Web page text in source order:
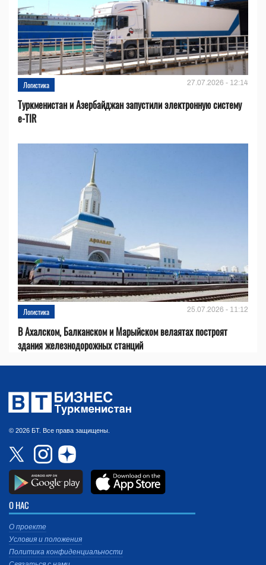
Логистика 27.07.2026 - 12:14
Туркменистан и Азербайджан запустили электронную систему
e-TIR
Логистика 25.07.2026 - 11:12
В Ахалском, Балканском и Марыйском велаятах построят
здания железнодорожных станций
© 2026 БТ. Все права защищены.
О НАС
О проекте
Условия и положения
Политика конфиденциальности